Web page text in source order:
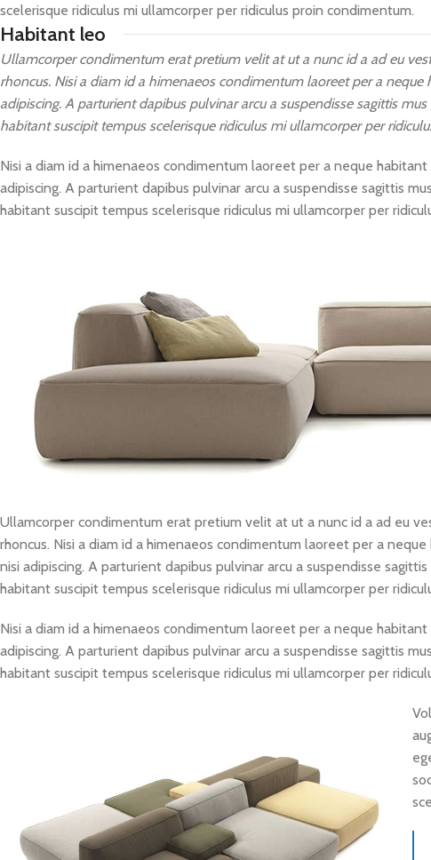
scelerisque ridiculus mi ullamcorper per ridiculus proin condimentum.
Habitant leo
Ullamcorper condimentum erat pretium velit at ut a nunc id a ad eu
rhoncus. Nisi a diam id a himenaeos condimentum laoreet per a
adipiscing. A parturient dapibus pulvinar arcu a suspendisse sagittis
habitant suscipit tempus scelerisque ridiculus mi ullamcorper per
Nisi a diam id a himenaeos condimentum laoreet per a neque
adipiscing. A parturient dapibus pulvinar arcu a suspendisse sagittis
habitant suscipit tempus scelerisque ridiculus mi ullamcorper per
Ullamcorper condimentum erat pretium velit at ut a nunc id a ad eu
rhoncus. Nisi a diam id a himenaeos condimentum laoreet per a
nisi adipiscing. A parturient dapibus pulvinar arcu a suspendisse
habitant suscipit tempus scelerisque ridiculus mi ullamcorper per
Nisi a diam id a himenaeos condimentum laoreet per a neque
adipiscing. A parturient dapibus pulvinar arcu a suspendisse sagittis
habitant suscipit tempus scelerisque ridiculus mi ullamcorper per